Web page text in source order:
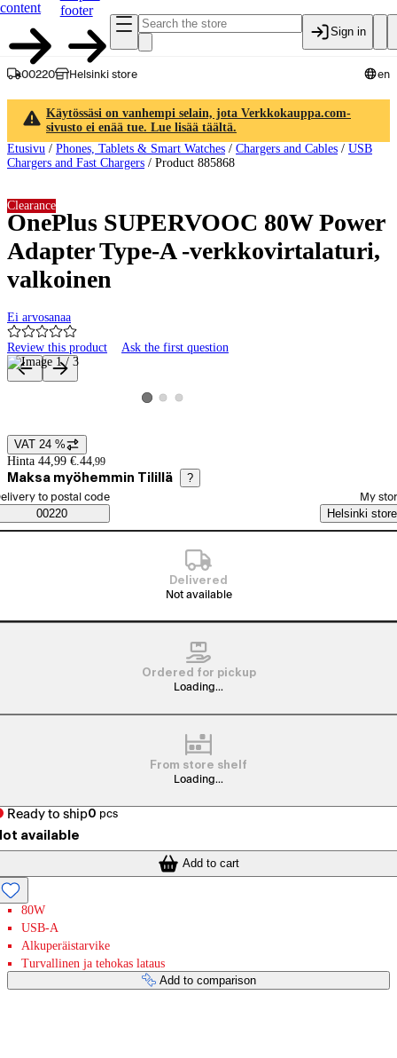
content
footer
Sign in
00220 Helsinki store en
Käytössäsi on vanhempi selain, jota Verkkokauppa.com-
sivusto ei enää tue. Lue lisää täältä.
Etusivu / Phones, Tablets & Smart Watches / Chargers and Cables / USB
Chargers and Fast Chargers / Product 885868
OnePlus SUPERVOOC 80W Power
Adapter Type-A -verkkovirtalaturi,
valkoinen
Ei arvosanaa
Review this product Ask the first question
Clearance
Product images and videos
View product image 1
View product image 2
View product image 3
Price details
VAT 24 %
Hinta 44,99 €. 44,99
Maksa myöhemmin Tilillä ?
Saatavuustiedot
order method
to postal code
00220
My
Helsinki store
Delivered
Not available
Ordered for pickup
Loading...
From store shelf
Loading...
Ready to ship0 pcs
available
Add to cart
80W
USB-A
Alkuperäistarvike
Turvallinen ja tehokas lataus
Add to comparison